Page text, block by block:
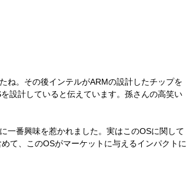
ね。その後インテルがARMの設計したチップを
設計していると伝えています。孫さんの高笑い
一番興味を惹かれました。実はこのOSに関して
て、このOSがマーケットに与えるインパクトに